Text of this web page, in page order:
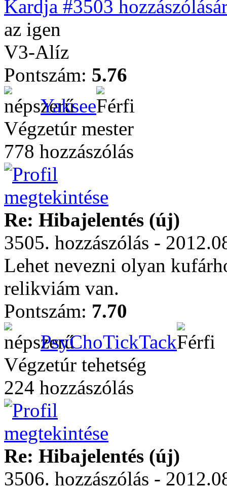
Kardja #3503
az igen
V3-Alíz
Pontszám: 5.76
Yaksee
Végzetúr mester
778 hozzászólás
Re: Hibajelentés (új)
3505. hozzászólás -
Lehet nevezni olyan
relikviám van.
Pontszám: 7.70
PsyChoTickTack
Végzetúr tehetség
224 hozzászólás
Re: Hibajelentés (új)
3506. hozzászólás -